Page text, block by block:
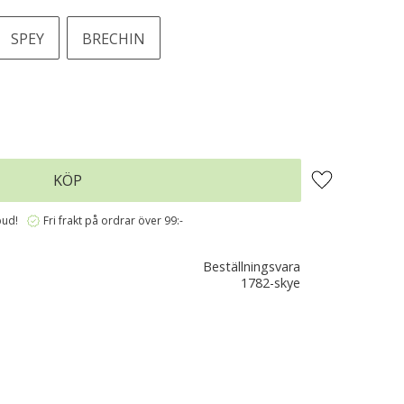
SPEY BRECHIN
KÖP Lägg till i
verified Fri frakt på ordrar över 99:-
Beställningsvara
1782-skye